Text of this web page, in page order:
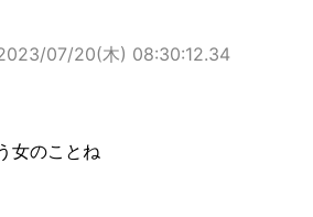
07/20(木) 08:30:12.34
女のことね